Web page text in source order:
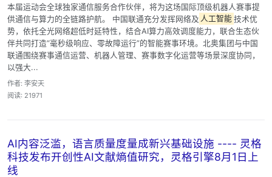
本届运动会全球独家通信服务合作伙伴，将为这场国际顶级机器人赛事提
供通信与算力的全链路护航。 中国联通充分发挥网络及 人工智能 技术优
势，依托全光网络超低时延特性，结合AI算力高效调度能力，联合生态伙
伴共同打造“毫秒级响应、零故障运行”的智能赛事环境。北奥集团与中国
联通围绕赛事通信运营、机器人管理、赛事数字化运营等场景深度协同，
以强大...
作者: 李安天
阅读: 21971
AI内容泛滥，语言质量度量成新兴基础设施 ---- 灵格
科技发布开创性AI文献熵值研究，灵格引擎8月1日上
线